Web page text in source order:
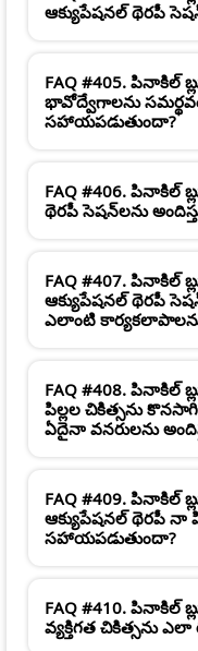
ఆక్యుపేషనల్ థెరపీ
FAQ #405. పినాకిల్
భావోద్వేగాలను
సహాయపడుతుందా?
FAQ #406. పినాకిల్
థెరపీ సెషన్‌లను
FAQ #407. పినాకిల్
ఆక్యుపేషనల్ థెరపీ
ఎలాంటి కార్యకలాపాలను
FAQ #408. పినాకిల్
పిల్లల చికిత్సను
ఏదైనా వనరులను
FAQ #409. పినాకిల్
ఆక్యుపేషనల్ థెరపీ నా
సహాయపడుతుందా?
FAQ #410. పినాకిల్
వ్యక్తిగత చికిత్సను ఎలా